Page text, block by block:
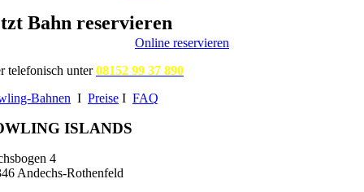
Bahn reservieren
Online reservieren
telefonisch unter08152 99 37 890
Bahnen I Preise I FAQ
ISLANDS
4
Andechs-Rothenfeld